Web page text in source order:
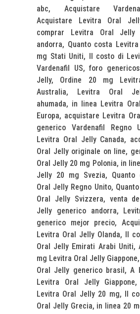
abc, Acquistare
Acquistare Levitra Oral
comprar Levitra Oral Jelly
andorra, Quanto costa
mg Stati Uniti, Il costo di
Vardenafil US, foro
Jelly, Ordine 20 mg
Australia, Levitra Oral
ahumada, in linea Levitra
Europa, acquistare Levitra
generico Vardenafil Regno
Levitra Oral Jelly Canada,
Oral Jelly originale on line,
Oral Jelly 20 mg Polonia, in
Jelly 20 mg Svezia, Quanto
Oral Jelly Regno Unito,
Oral Jelly Svizzera, venta
Jelly generico andorra,
generico mejor precio,
Levitra Oral Jelly Olanda, Il
Oral Jelly Emirati Arabi Uniti,
mg Levitra Oral Jelly
Oral Jelly generico brasil, A
Levitra Oral Jelly
Levitra Oral Jelly 20 mg, Il
Oral Jelly Grecia, in linea 20